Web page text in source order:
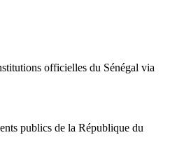
officielles du Sénégal via
publics de la République du